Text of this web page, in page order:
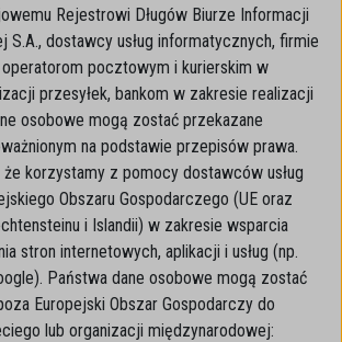
Rejestrowi Długów Biurze Informacji
S.A., dostawcy usług informatycznych, firmie
pocztowym i kurierskim w
przesyłek, bankom w zakresie realizacji
osobowe mogą zostać przekazane
na podstawie przepisów prawa.
że korzystamy z pomocy dostawców usług
Obszaru Gospodarczego (UE oraz
i Islandii) w zakresie wsparcia
stron internetowych, aplikacji i usług (np.
Państwa dane osobowe mogą zostać
Europejski Obszar Gospodarczy do
lub organizacji międzynarodowej: